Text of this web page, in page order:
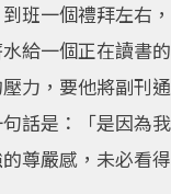
班一個禮拜左右
給一個正在讀書
力，要他將副刊
話是：「是因為
尊嚴感，未必看